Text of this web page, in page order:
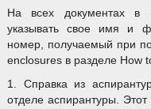
На всех документах в
указывать свое имя и
номер, получаемый при
enclosures в разделе How
1. Справка из
отделе аспирантуры. Этот